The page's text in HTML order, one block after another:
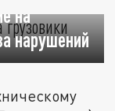
на
нарушений